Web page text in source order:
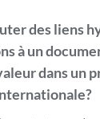
des liens
à un
dans un